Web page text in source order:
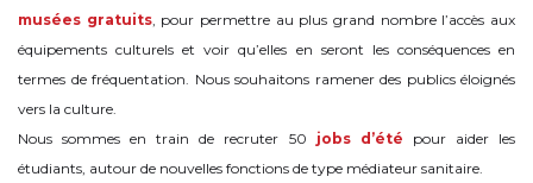
musées gratuits, pour permettre au plus grand nombre l’accès aux
équipements culturels et voir qu’elles en seront les conséquences en
termes de fréquentation. Nous souhaitons ramener des publics éloignés
vers la culture.
Nous sommes en train de recruter 50 jobs d’été pour aider les
étudiants, autour de nouvelles fonctions de type médiateur sanitaire.